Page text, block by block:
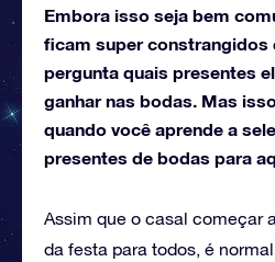
Embora isso seja bem
ficam super constrangidos
pergunta quais presentes
ganhar nas bodas. Mas
quando você aprende a
presentes de bodas para
Assim que o casal começar
da festa para todos, é